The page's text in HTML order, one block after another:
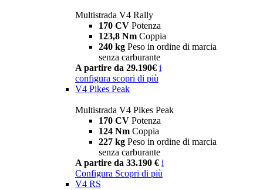
Multistrada V4 Rally
170 CV Potenza
123,8 Nm Coppia
240 kg Peso in ordine di marcia
senza carburante
A partire da 29.190€ i
configura scopri di più
V4 Pikes Peak
Multistrada V4 Pikes Peak
170 CV Potenza
124 Nm Coppia
227 kg Peso in ordine di marcia
senza carburante
A partire da 33.190 € i
Configura Scopri di più
V4 RS